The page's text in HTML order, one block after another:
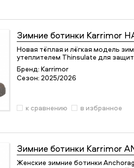
Зимние ботинки Karrimor
Новая тёплая и лёгкая модель
утеплителем Thinsulate для
Бренд: Karrimor
Сезон: 2025/2026
к сравнению
в избранное
Зимние ботинки Karrimor
Женские зимние ботинки